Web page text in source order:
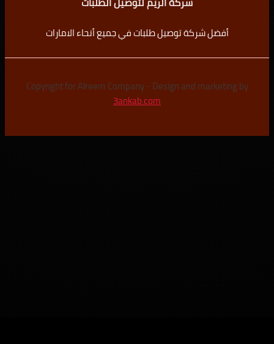
أفضل شركة توصيل طلبات في جميع أنحاء الامارات
Copyright for Alreem Company - Design and
3ankab.com